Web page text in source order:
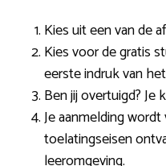
Kies uit een van de
Kies voor de gratis
eerste indruk van
Ben jij overtuigd? Je
Je aanmelding
toelatingseisen
leeromgeving.